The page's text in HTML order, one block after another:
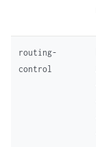
routing-
control